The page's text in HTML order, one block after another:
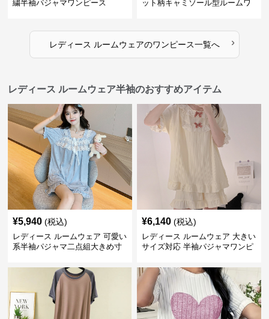
繍半袖パジャマワンピース
ット柄キャミソール型ルームワ
レディース ルームウェアのワンピース一覧へ ›
レディース ルームウェア半袖のおすすめアイテム
¥5,940 (税込)
レディース ルームウェア 可愛い
系半袖パジャマ二点組大きめ寸
¥6,140 (税込)
レディース ルームウェア 大きい
サイズ対応 半袖パジャマワンピ